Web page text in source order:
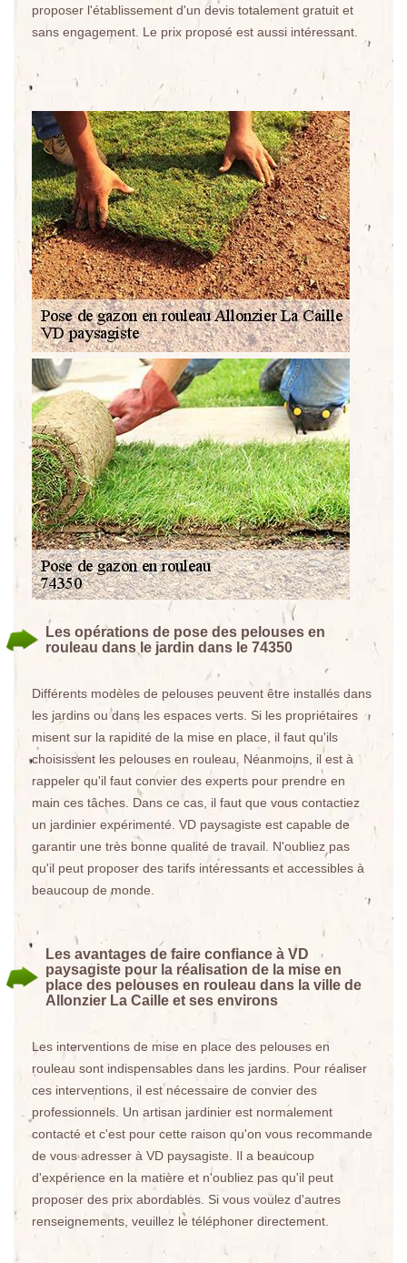
proposer l'établissement d'un devis totalement gratuit et
sans engagement. Le prix proposé est aussi intéressant.
Les opérations de pose des pelouses en
rouleau dans le jardin dans le 74350
Différents modèles de pelouses peuvent être installés dans
les jardins ou dans les espaces verts. Si les propriétaires
misent sur la rapidité de la mise en place, il faut qu'ils
choisissent les pelouses en rouleau. Néanmoins, il est à
rappeler qu'il faut convier des experts pour prendre en
main ces tâches. Dans ce cas, il faut que vous contactiez
un jardinier expérimenté. VD paysagiste est capable de
garantir une très bonne qualité de travail. N'oubliez pas
qu'il peut proposer des tarifs intéressants et accessibles à
beaucoup de monde.
Les avantages de faire confiance à VD
paysagiste pour la réalisation de la mise en
place des pelouses en rouleau dans la ville de
Allonzier La Caille et ses environs
Les interventions de mise en place des pelouses en
rouleau sont indispensables dans les jardins. Pour réaliser
ces interventions, il est nécessaire de convier des
professionnels. Un artisan jardinier est normalement
contacté et c'est pour cette raison qu'on vous recommande
de vous adresser à VD paysagiste. Il a beaucoup
d'expérience en la matière et n'oubliez pas qu'il peut
proposer des prix abordables. Si vous voulez d'autres
renseignements, veuillez le téléphoner directement.